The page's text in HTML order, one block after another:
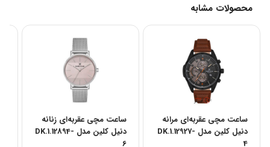
محصولات مشابه
ساعت مچی عقربه‌ای مرانه
دنیل کلین مدل DK.1.12927-
4
ساعت مچی عقربه‌ای زنانه
دنیل کلین مدل DK.1.12894-
6